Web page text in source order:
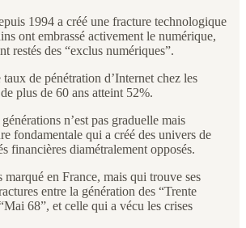
1994 a créé une fracture technologique
ont embrassé activement le numérique,
restés des “exclus numériques”.
de pénétration d’Internet chez les
plus de 60 ans atteint 52%.
n’est pas graduelle mais
fondamentale qui a créé des univers de
financières diamétralement opposés.
en France, mais qui trouve ses
entre la génération des “Trente
68”, et celle qui a vécu les crises